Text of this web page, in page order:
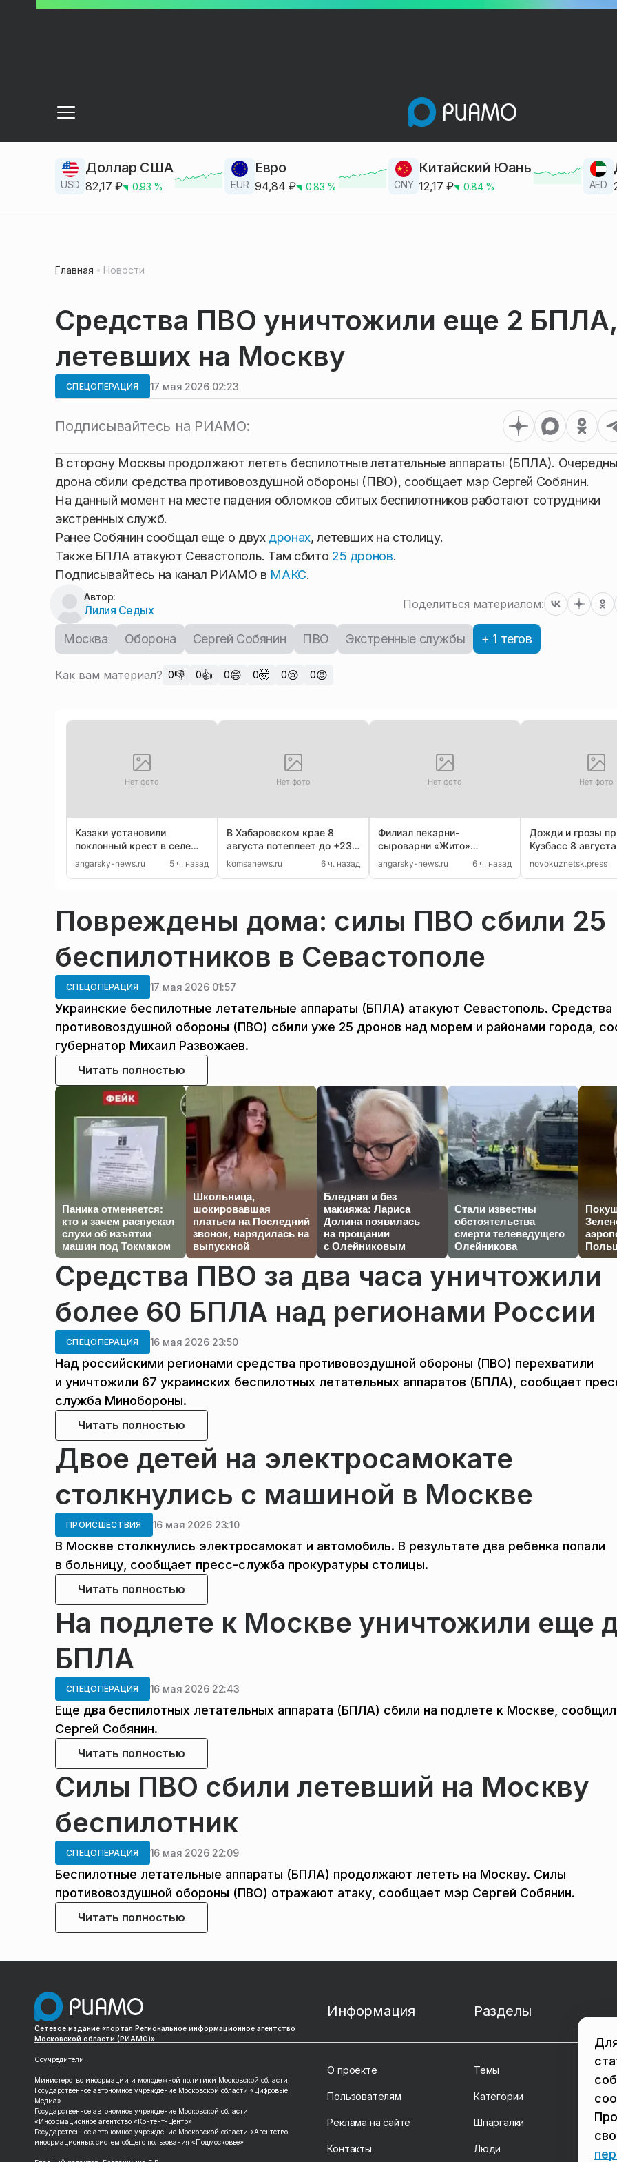
USD
Доллар США
82,17 ₽ 0.93 % EUR
Евро
94,84 ₽ 0.83 % CNY
Китайский Юань
12,17 ₽ 0.84% AED
Главная Новости
Средства ПВО уничтожили еще 2 БПЛА,
летевших на Москву
СПЕЦОПЕРАЦИЯ 17 мая 2026 02:23
Подписывайтесь на РИАМО:
В сторону Москвы продолжают лететь беспилотные летательные аппараты (БПЛА).
дрона сбили средства противовоздушной обороны (ПВО), сообщает мэр Сергей Собянин.
На данный момент на месте падения обломков сбитых беспилотников работают сотрудники
экстренных служб.
Ранее Собянин сообщал еще о двух дронах, летевших на столицу.
Также БПЛА атакуют Севастополь. Там сбито 25 дронов.
Подписывайтесь на канал РИАМО в МАКС.
Автор:
Лилия Седых Поделиться материалом:
Москва Оборона Сергей Собянин ПВО Экстренные службы + 1 тегов
Как вам материал? 0👎 0👍 0😄 0🤯 0😢 0😡
Нет фото
Казаки установили
поклонный крест в селе
Бельск Иркутской области
angarsky-news.ru 5 ч. назад
Нет фото
В Хабаровском крае 8
августа потеплеет до +23,
на севере пройдут дожди
komsanews.ru 6 ч. назад
Нет фото
Филиал пекарни-
сыроварни «Жито»
закрылся в Иркутске
angarsky-news.ru 6 ч. назад
Нет фото
Дожди и грозы
Кузбасс 8 августа
novokuznetsk.press
Повреждены дома: силы ПВО сбили 25
беспилотников в Севастополе
СПЕЦОПЕРАЦИЯ 17 мая 2026 01:57
Украинские беспилотные летательные аппараты (БПЛА) атакуют Севастополь. Средства
противовоздушной обороны (ПВО) сбили уже 25 дронов над морем и районами города,
губернатор Михаил Развожаев.
Читать полностью
Паника отменяется:
кто и зачем распускал
слухи об изъятии
машин под Токмаком
Школьница,
шокировавшая
платьем на Последний
звонок, нарядилась на
выпускной
Бледная и без
макияжа: Лариса
Долина появилась
на прощании
с Олейниковым
Стали известны
обстоятельства
смерти телеведущего
Олейникова
Средства ПВО за два часа уничтожили
более 60 БПЛА над регионами России
СПЕЦОПЕРАЦИЯ 16 мая 2026 23:50
Над российскими регионами средства противовоздушной обороны (ПВО) перехватили
и уничтожили 67 украинских беспилотных летательных аппаратов (БПЛА), сообщает
служба Минобороны.
Читать полностью
Двое детей на электросамокате
столкнулись с машиной в Москве
ПРОИСШЕСТВИЯ 16 мая 2026 23:10
В Москве столкнулись электросамокат и автомобиль. В результате два ребенка попали
в больницу, сообщает пресс-служба прокуратуры столицы.
Читать полностью
На подлете к Москве уничтожили еще
БПЛА
СПЕЦОПЕРАЦИЯ 16 мая 2026 22:43
Еще два беспилотных летательных аппарата (БПЛА) сбили на подлете к Москве,
Сергей Собянин.
Читать полностью
Силы ПВО сбили летевший на Москву
беспилотник
СПЕЦОПЕРАЦИЯ 16 мая 2026 22:09
Беспилотные летательные аппараты (БПЛА) продолжают лететь на Москву. Силы
противовоздушной обороны (ПВО) отражают атаку, сообщает мэр Сергей Собянин.
Читать полностью
Сетевое издание «портал Региональное информационное агентство
Московской области (РИАМО)»
Соучредители:
Министерство информации и молодежной политики Московской области
Государственное автономное учреждение Московской области «Цифровые
Медиа»
Государственное автономное учреждение Московской области
«Информационное агентство «Контент-Центр»
Государственное автономное учреждение Московской области «Агентство
информационных систем общего пользования «Подмосковье»
Информация
О проекте
Пользователям
Реклама на сайте
Контакты
Разделы
Темы
Категории
Шпаргалки
Люди